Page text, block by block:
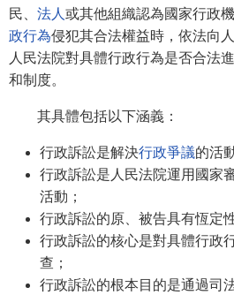
民、 法人 或其他組織認為國家行政
政行為侵犯其合法權益時，依法向
人民法院對具體行政行為是否合法
和制度。
其具體包括以下涵義：
行政訴訟是解決行政爭議的活
行政訴訟是人民法院運用國家
活動；
行政訴訟的原、被告具有恆定
行政訴訟的核心是對具體行政
查；
行政訴訟的根本目的是通過司